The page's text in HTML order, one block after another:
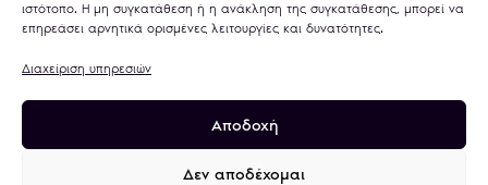
ιστότοπο. Η μη συγκατάθεση ή η ανάκληση της συγκατάθεσης, μπορεί να
επηρεάσει αρνητικά ορισμένες λειτουργίες και δυνατότητες.
Διαχείριση υπηρεσιών
Αποδοχή
Δεν αποδέχομαι
Πολιτική Απορρήτου
Όροι Χρήσης
Χρήση Cookies
Τραπεζικοί Λογαριασμοί